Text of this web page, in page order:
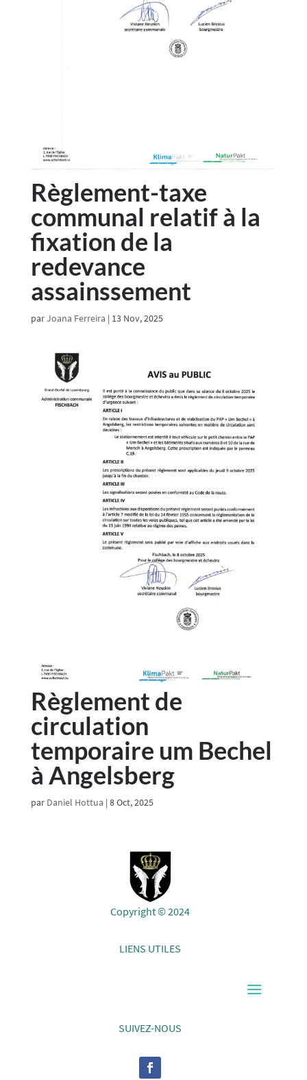
Règlement-taxe
communal relatif à la
fixation de la
redevance
assainssement
parJoana Ferreira | 13 Nov, 2025
Règlement de
circulation
temporaire um Bechel
à Angelsberg
par Daniel Hottua | 8 Oct, 2025
Copyright © 2024
LIENS UTILES
SUIVEZ-NOUS